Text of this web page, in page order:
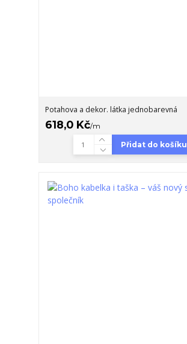
Potahova a dekor. látka jednobarevná
618,0 Kč/m
Přidat do košíku